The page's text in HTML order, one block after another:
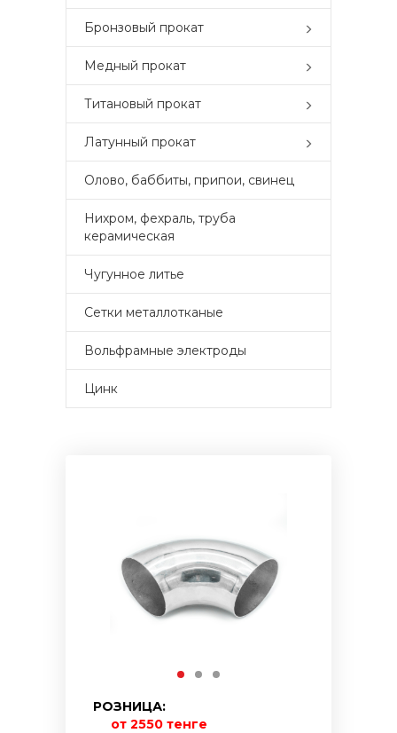
Бронзовый прокат
Медный прокат
Титановый прокат
Латунный прокат
Олово, баббиты, припои, свинец
Нихром, фехраль, труба
керамическая
Чугунное литье
Сетки металлотканые
Вольфрамные электроды
Цинк
РОЗНИЦА:
от 2550 тенге